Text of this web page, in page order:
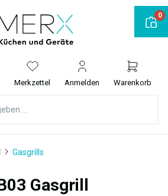
Merkzettel Anmelden Warenkorb
Gasgrills
Gasgrill
0